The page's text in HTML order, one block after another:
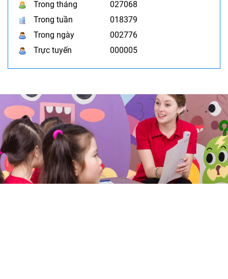
Trong tháng
027068
Trong tuần
018379
Trong ngày
002776
Trực tuyến
000005